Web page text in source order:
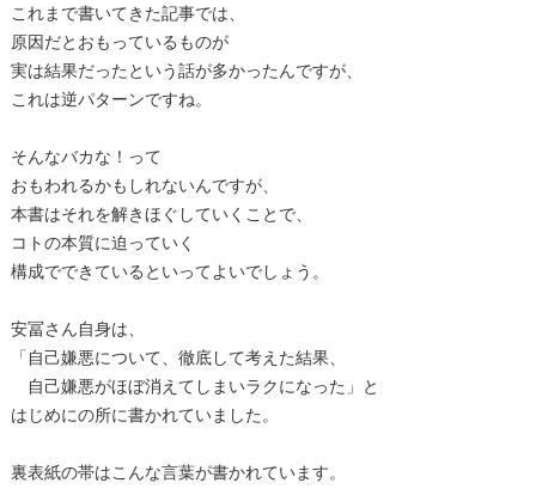
これまで書いてきた記事では、
原因だとおもっているものが
実は結果だったという話が多かったんですが、
これは逆パターンですね。
そんなバカな！って
おもわれるかもしれないんですが、
本書はそれを解きほぐしていくことで、
コトの本質に迫っていく
構成でできているといってよいでしょう。
安冨さん自身は、
「自己嫌悪について、徹底して考えた結果、
自己嫌悪がほぼ消えてしまいラクになった」と
はじめにの所に書かれていました。
裏表紙の帯はこんな言葉が書かれています。